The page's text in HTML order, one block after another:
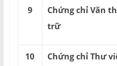
9
Chứng chỉ Văn
trữ
10
Chứng chỉ Thư